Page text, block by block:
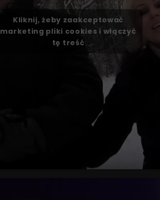
Kliknij, żeby zaakceptować
marketing pliki cookies i włączyć
tę treść